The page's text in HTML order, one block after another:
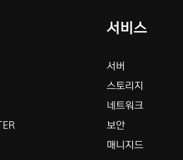
서비스
서버
스토리지
네트워크
보안
매니지드